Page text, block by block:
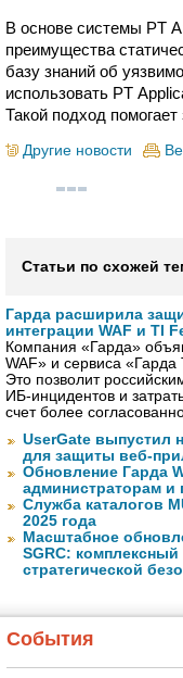
В основе системы PT
преимущества
базу знаний об
использовать PT
Такой подход
Другие новости
Статьи по схожей
Гарда расширила
интеграции WAF и TI
Компания «Гарда»
WAF» и сервиса
Это позволит
ИБ-инцидентов и
счет более
UserGate выпустил
для защиты веб-
Обновление Гарда
администраторам и
Служба каталогов
2025 года
Масштабное
SGRC:
стратегической
События